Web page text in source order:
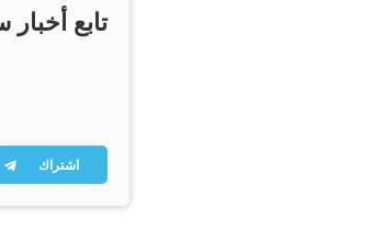
تابع
اشتراك